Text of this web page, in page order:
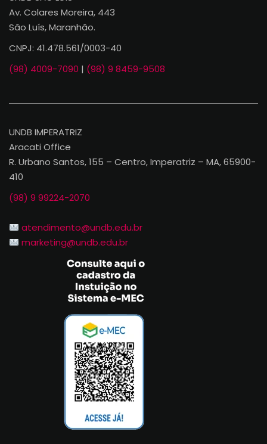
Av. Colares Moreira, 443
São Luís, Maranhão.
CNPJ: 41.478.561/0003-40
(98) 4009-7090 | (98) 9 8459-9508
UNDB IMPERATRIZ
Aracati Office
R. Urbano Santos, 155 – Centro, Imperatriz – MA, 65900-
410
(98) 9 99224-2070
atendimento@undb.edu.br
marketing@undb.edu.br